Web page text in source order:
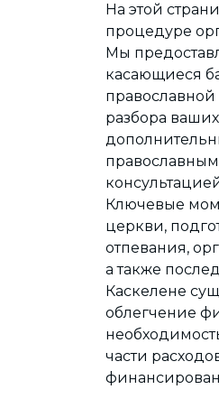
На этой
процедуре
Мы
касающиеся
разбора
Ключевые
церкви,
отпевания,
а также
Каскелене
облегчение
части